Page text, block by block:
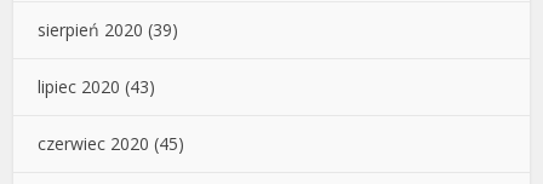
sierpień 2020 (39)
lipiec 2020 (43)
czerwiec 2020 (45)